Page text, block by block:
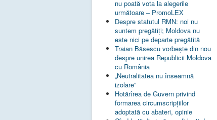
nu poată vota la alegerile
următoare – PromoLEX
Despre statutul RMN: noi nu
suntem pregătiți; Moldova nu
este nici pe departe pregătită
Traian Băsescu vorbește din nou
despre unirea Republicii Moldova
cu România
„Neutralitatea nu înseamnă
izolare”
Hotărîrea de Guvern privind
formarea circumscripțiilor
adoptată cu abateri, opinie